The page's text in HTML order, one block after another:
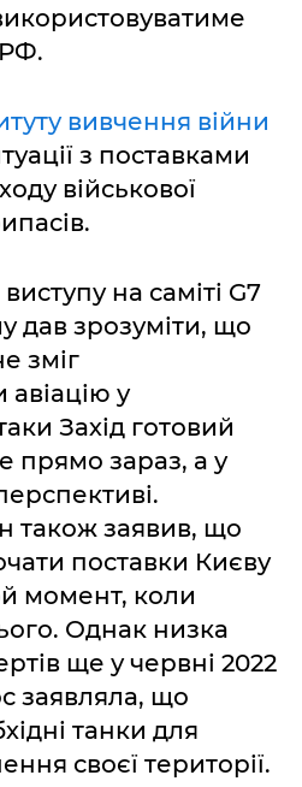
РФ.
вивчення війни
з поставками
військової
на саміті G7
дав зрозуміти, що
зміг
авіацію у
Захід готовий
прямо зараз, а у
також заявив, що
поставки Києву
момент, коли
Однак низка
ще у червні 2022
заявляла, що
танки для
своєї території.